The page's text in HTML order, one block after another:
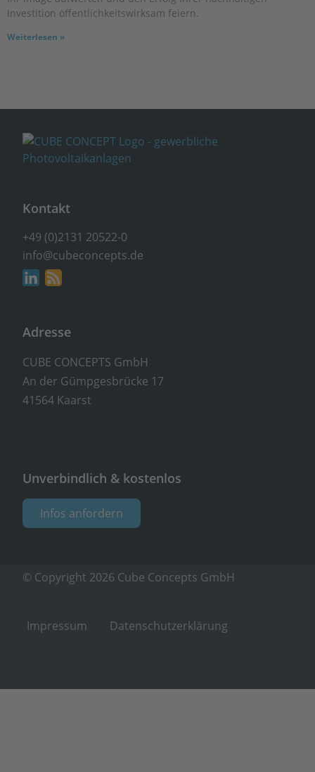
Investition öffentlichkeitswirksam feiern.
Weiterlesen »
Kontakt
+49 (0)2131 20522-0
info@cubeconcepts.de
Adresse
CUBE CONCEPTS GmbH
An der Gümpgesbrücke 17
41564 Kaarst
Unverbindlich & kostenlos
Infos anfordern
© Copyright 2026 Cube Concepts GmbH
Impressum Datenschutzerklärung